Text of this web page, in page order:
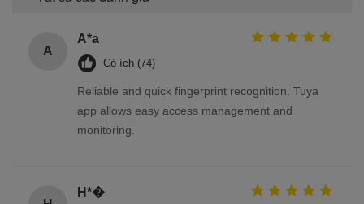
A
A*a
Có ích (74)
Reliable and quick fingerprint recognition. Tuya
app allows easy access management and
monitoring.
H*�